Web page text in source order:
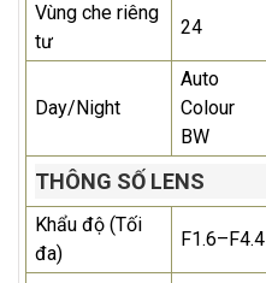
Vùng che riêng
tư
24
Day/Night
Auto
Colour
BW
THÔNG SỐ LENS
Khẩu độ (Tối
đa)
F1.6–F4.4